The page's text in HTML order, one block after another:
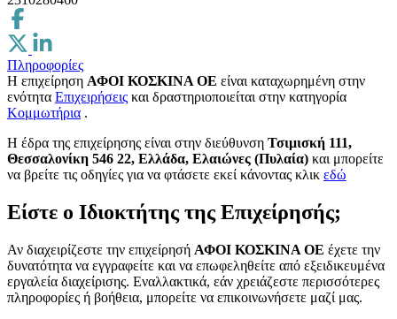
Πληροφορίες
Η επιχείρηση ΑΦΟΙ ΚΟΣΚΙΝΑ ΟΕ είναι καταχωρημένη στην
ενότητα Επιχειρήσεις και δραστηριοποιείται στην κατηγορία
Κομμωτήρια .
H έδρα της επιχείρησης είναι στην διεύθυνση Τσιμισκή 111,
Θεσσαλονίκη 546 22, Ελλάδα, Ελαιώνες (Πυλαία) και μπορείτε
να βρείτε τις οδηγίες για να φτάσετε εκεί κάνοντας κλικ εδώ
Είστε ο Ιδιοκτήτης της Επιχείρησής;
Αν διαχειρίζεστε την επιχείρησή ΑΦΟΙ ΚΟΣΚΙΝΑ ΟΕ έχετε την
δυνατότητα να εγγραφείτε και να επωφεληθείτε από εξειδικευμένα
εργαλεία διαχείρισης. Εναλλακτικά, εάν χρειάζεστε περισσότερες
πληροφορίες ή βοήθεια, μπορείτε να επικοινωνήσετε μαζί μας.